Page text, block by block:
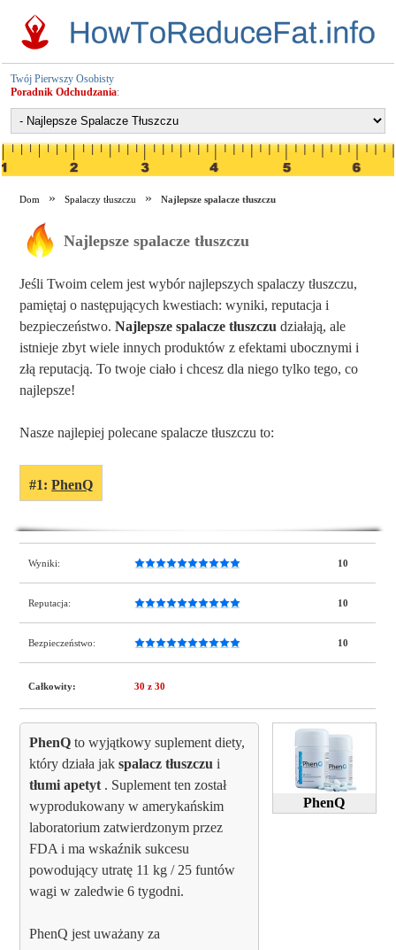
Twój Pierwszy Osobisty
Poradnik Odchudzania:
Dom Spalaczy tłuszczu Najlepsze spalacze tłuszczu
Najlepsze spalacze tłuszczu
Jeśli Twoim celem jest wybór najlepszych spalaczy tłuszczu,
pamiętaj o następujących kwestiach: wyniki, reputacja i
bezpieczeństwo.Najlepsze spalacze tłuszczu działają, ale
istnieje zbyt wiele innych produktów z efektami ubocznymi i
złą reputacją. To twoje ciało i chcesz dla niego tylko tego, co
najlepsze!
Nasze najlepiej polecane spalacze tłuszczu to:
#1:PhenQ
Wyniki: 10
Reputacja: 10
Bezpieczeństwo: 10
Całkowity: 30 z 30
PhenQ
PhenQ to wyjątkowy suplement diety,
który działa jakspalacz tłuszczu i
tłumi apetyt . Suplement ten został
wyprodukowany w amerykańskim
laboratorium zatwierdzonym przez
FDA i ma wskaźnik sukcesu
powodujący utratę 11 kg / 25 funtów
wagi w zaledwie 6 tygodni.
PhenQ jest uważany za